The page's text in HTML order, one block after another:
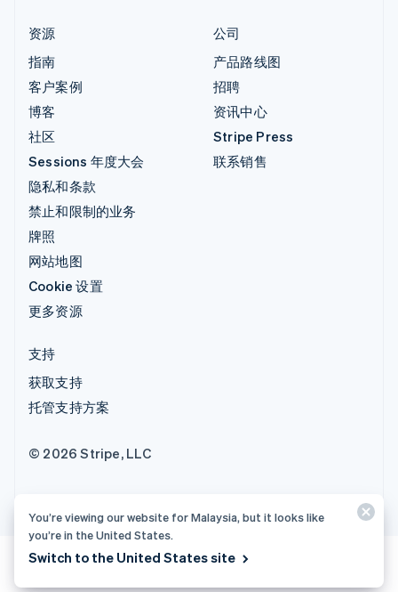
资源
指南
客户案例
博客
社区
Sessions 年度大会
隐私和条款
禁止和限制的业务
牌照
网站地图
Cookie 设置
更多资源
公司
产品路线图
招聘
资讯中心
Stripe Press
联系销售
支持
获取支持
托管支持方案
© 2026 Stripe, LLC
You’re viewing our website for Malaysia, but it looks like
you’re in the United States.
Switch to the United States site